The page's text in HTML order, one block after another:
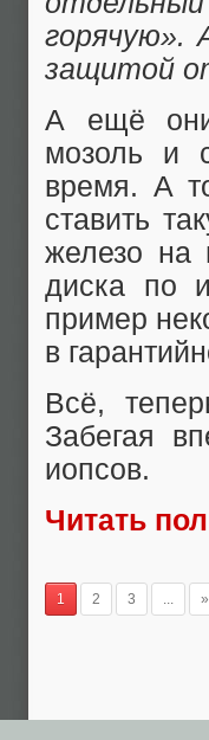
горячую».
защитой
А ещё
мозоль и
время. А
ставить
железо на
диска по
пример
в
Всё,
Забегая
иопсов.
Читать
1 2 3 ... »